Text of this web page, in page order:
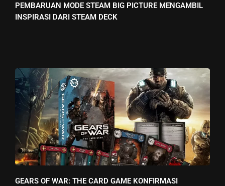
PEMBARUAN MODE STEAM BIG PICTURE MENGAMBIL
INSPIRASI DARI STEAM DECK
GEARS OF WAR: THE CARD GAME KONFIRMASI